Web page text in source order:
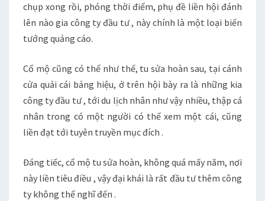
chụp xong rồi, phóng thời điểm, phụ đề liền hội đánh
lên nào gia công ty đầu tư , này chính là một loại biến
tướng quảng cáo.
Cổ mộ cũng có thể như thế, tu sửa hoàn sau, tại cánh
cửa quải cái bảng hiệu, ở trên hội bày ra là những kia
công ty đầu tư , tới du lịch nhân như vậy nhiều, thập cá
nhân trong có một người có thể xem một cái, cũng
liền đạt tới tuyên truyền mục đích .
Đáng tiếc, cổ mộ tu sửa hoàn, không quá mấy năm, nơi
này liền tiêu điều , vậy đại khái là rất đầu tư thêm công
ty không thể nghĩ đến .